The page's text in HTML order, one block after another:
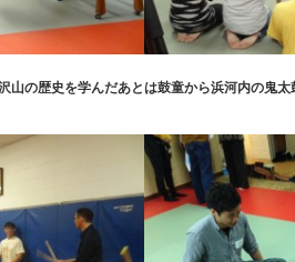
山の歴史を学んだあとは鼓童から浜河内の鬼太